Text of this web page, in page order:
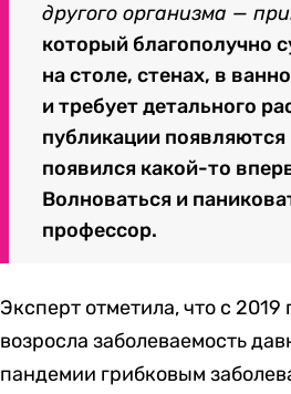
другого организма —
который благополучно
на столе, стенах, в
и требует детального
публикации появляются
появился какой-то
Волноваться и
профессор.
Эксперт отметила, что с
возросла заболеваемость
пандемии грибковым